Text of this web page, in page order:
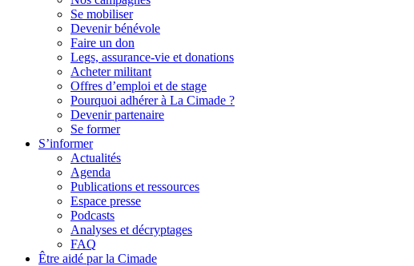
Se mobiliser
Devenir bénévole
Faire un don
Legs, assurance-vie et donations
Acheter militant
Offres d’emploi et de stage
Pourquoi adhérer à La Cimade ?
Devenir partenaire
Se former
S’informer
Actualités
Agenda
Publications et ressources
Espace presse
Podcasts
Analyses et décryptages
FAQ
Être aidé par la Cimade